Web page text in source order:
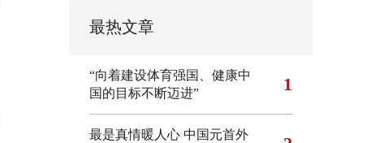
最热文章
“向着建设体育强国、健康中
国的目标不断迈进”
1
最是真情暖人心 中国元首外